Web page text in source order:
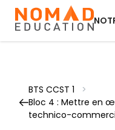
BTS CCST 1
>
Bloc 4 : Mettre en
technico-